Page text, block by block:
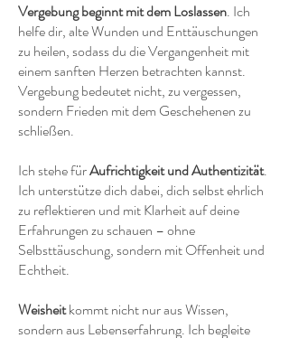
Vergebung beginnt mit dem Loslassen. Ich
helfe dir, alte Wunden und Enttäuschungen
zu heilen, sodass du die Vergangenheit mit
einem sanften Herzen betrachten kannst.
Vergebung bedeutet nicht, zu vergessen,
sondern Frieden mit dem Geschehenen zu
schließen.
Ich stehe fürAufrichtigkeit und Authentizität.
Ich unterstütze dich dabei, dich selbst ehrlich
zu reflektieren und mit Klarheit auf deine
Erfahrungen zu schauen – ohne
Selbsttäuschung, sondern mit Offenheit und
Echtheit.
Weisheitkommt nicht nur aus Wissen,
sondern aus Lebenserfahrung. Ich begleite